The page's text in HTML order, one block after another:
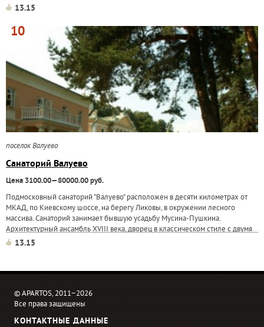
Комфортабельные...
13.15
10
поселок Валуево
Санаторий Валуево
Цена 3100.00—80000.00 руб.
Подмосковный санаторий "Валуево" расположен в десяти километрах от
МКАД, по Киевскому шоссе, на берегу Ликовы, в окружении лесного
массива. Санаторий занимает бывшую усадьбу Мусина-Пушкина.
Архитектурный ансамбль ХVIII века, дворец в классическом стиле с двумя
флигелями и колоннадой...
13.15
© APARTOS, 2011−2026
Все права защищены
КОНТАКТНЫЕ ДАННЫЕ